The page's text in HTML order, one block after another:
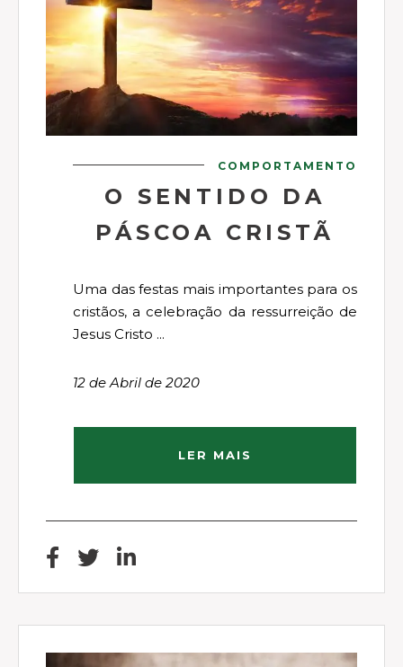
COMPORTAMENTO
O SENTIDO DA
PÁSCOA CRISTÃ
Uma das festas mais importantes para os
cristãos, a celebração da ressurreição de
Jesus Cristo ...
12 de Abril de 2020
LER MAIS